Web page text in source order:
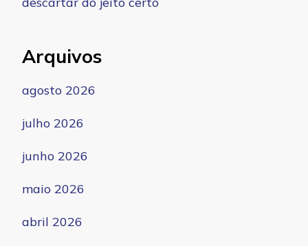
Arquivos
agosto 2026
julho 2026
junho 2026
maio 2026
abril 2026